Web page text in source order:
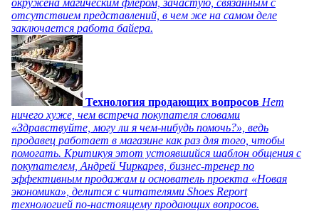
окружена магическим флером, зачастую, связанным с
отсутствием представлений, в чем же на самом деле
заключается работа байера.
Технология продающих вопросов Нет
ничего хуже, чем встреча покупателя словами
«Здравствуйте, могу ли я чем-нибудь помочь?», ведь
продавец работает в магазине как раз для того, чтобы
помогать. Критикуя этот устоявшийся шаблон общения с
покупателем, Андрей Чиркарев, бизнес-тренер по
эффективным продажам и основатель проекта «Новая
экономика», делится с читателями Shoes Report
технологией по-настоящему продающих вопросов.